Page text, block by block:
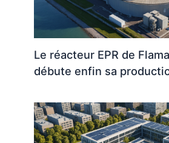
Le réacteur EPR de
débute enfin sa